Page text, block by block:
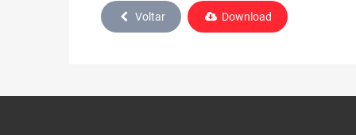
Voltar Download